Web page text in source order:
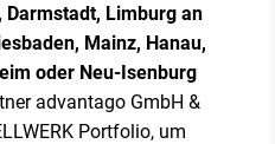
Limburg an
Mainz, Hanau,
oder Neu-Isenburg
advantago GmbH &
Portfolio, um